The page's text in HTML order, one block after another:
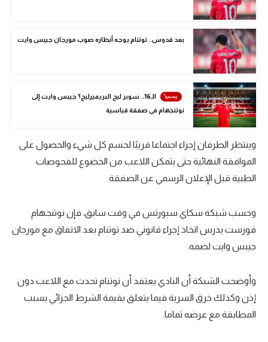
الوطن العربي
في المونديال
رياضة نسائية
آسيا
أمريكا
ركن الألعاب
ميركاتو
تحقيق في الجول
تحليل في الجول
بعد قدوس.. توتنام يوجه أنظاره صوب مورجان جيبس وايت
الـ16.. سوبر ليج البريميرليج؟ جيبس وايت إلى
نوتنجهام في صفقة قياسية
وينتظر الطرفان إجراء اجتماعا قريبًا لحسم كل شيء والحصول على
الموافقة النهائية حتى يتمكن اللاعب من الخضوع للفحوصات
الطبية قبل الإعلان الرسمي عن الصفقة.
وحسب شبكة سكاي سبورتس في وقت سابق، فإن نوتنجهام
فورست يدرس اتخاذ إجراء قانوني ضد توتنام بعد الاتفاق مع مورجان
جيبس وايت لضمه.
وأوضحت الشبكة أن النادي يعتقد أن توتنام تحدث مع اللاعب دون
إذن وكذلك خرق السرية فيما يتعلق بقيمة الشرط الجزائي بسبب
المطابقة مع عرضه تماما.